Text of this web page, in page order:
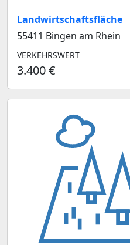
Landwirtschaftsfläche
55411 Bingen am Rhein
VERKEHRSWERT
3.400 €